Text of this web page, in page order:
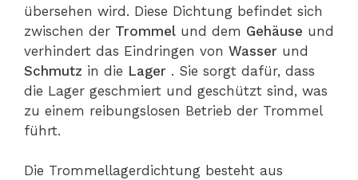
übersehen wird. Diese Dichtung befindet sich
zwischen der Trommel und dem Gehäuse und
verhindert das Eindringen von Wasser und
Schmutz in die Lager . Sie sorgt dafür, dass
die Lager geschmiert und geschützt sind, was
zu einem reibungslosen Betrieb der Trommel
führt.
Die Trommellagerdichtung besteht aus